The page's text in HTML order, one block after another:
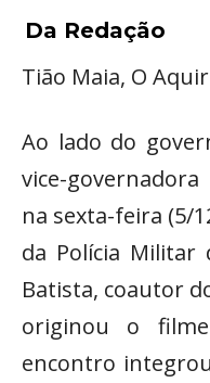
Da Redação
Tião Maia, O
Ao lado do
vice-
na sexta-feira (5/
da Polícia Militar
Batista, coautor
originou o
encontro